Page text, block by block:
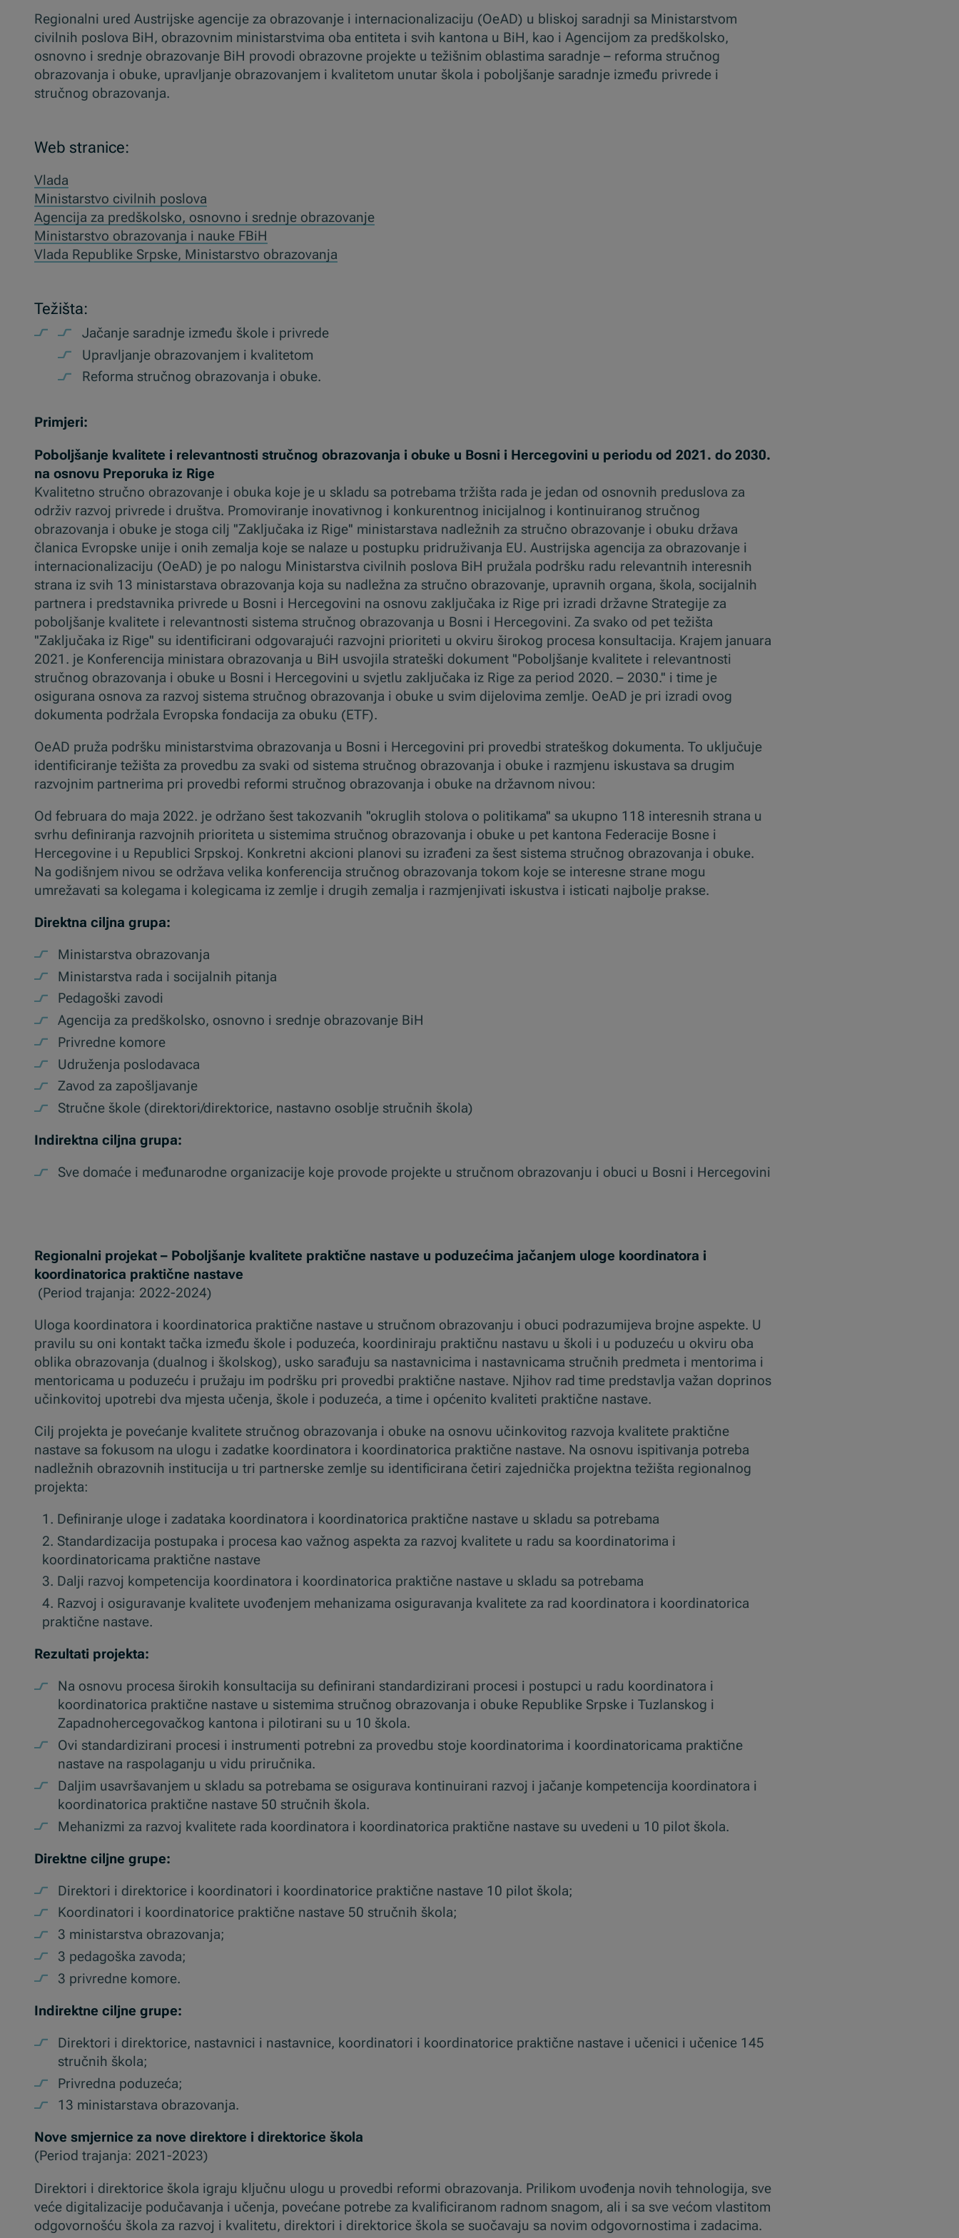
Regionalni ured Austrijske agencije za obrazovanje i internacionalizaciju (OeAD) u bliskoj saradnji sa Ministarstvom
civilnih poslova BiH, obrazovnim ministarstvima oba entiteta i svih kantona u BiH, kao i Agencijom za predškolsko,
osnovno i srednje obrazovanje BiH provodi obrazovne projekte u težišnim oblastima saradnje – reforma stručnog
obrazovanja i obuke, upravljanje obrazovanjem i kvalitetom unutar škola i poboljšanje saradnje između privrede i
stručnog obrazovanja.
Web stranice:
Vlada
Ministarstvo civilnih poslova
Agencija za predškolsko, osnovno i srednje obrazovanje
Ministarstvo obrazovanja i nauke FBiH
Vlada Republike Srpske, Ministarstvo obrazovanja
Težišta:
Jačanje saradnje između škole i privrede
Upravljanje obrazovanjem i kvalitetom
Reforma stručnog obrazovanja i obuke.
Primjeri:
Poboljšanje kvalitete i relevantnosti stručnog obrazovanja i obuke u Bosni i Hercegovini u periodu od 2021. do 2030.
na osnovu Preporuka iz Rige
Kvalitetno stručno obrazovanje i obuka koje je u skladu sa potrebama tržišta rada je jedan od osnovnih preduslova za
održiv razvoj privrede i društva. Promoviranje inovativnog i konkurentnog inicijalnog i kontinuiranog stručnog
obrazovanja i obuke je stoga cilj ''Zaključaka iz Rige'' ministarstava nadležnih za stručno obrazovanje i obuku država
članica Evropske unije i onih zemalja koje se nalaze u postupku pridruživanja EU. Austrijska agencija za obrazovanje i
internacionalizaciju (OeAD) je po nalogu Ministarstva civilnih poslova BiH pružala podršku radu relevantnih interesnih
strana iz svih 13 ministarstava obrazovanja koja su nadležna za stručno obrazovanje, upravnih organa, škola, socijalnih
partnera i predstavnika privrede u Bosni i Hercegovini na osnovu zaključaka iz Rige pri izradi državne Strategije za
poboljšanje kvalitete i relevantnosti sistema stručnog obrazovanja u Bosni i Hercegovini. Za svako od pet težišta
''Zaključaka iz Rige'' su identificirani odgovarajući razvojni prioriteti u okviru širokog procesa konsultacija. Krajem januara
2021. je Konferencija ministara obrazovanja u BiH usvojila strateški dokument ''Poboljšanje kvalitete i relevantnosti
stručnog obrazovanja i obuke u Bosni i Hercegovini u svjetlu zaključaka iz Rige za period 2020. – 2030.'' i time je
osigurana osnova za razvoj sistema stručnog obrazovanja i obuke u svim dijelovima zemlje. OeAD je pri izradi ovog
dokumenta podržala Evropska fondacija za obuku (ETF).
OeAD pruža podršku ministarstvima obrazovanja u Bosni i Hercegovini pri provedbi strateškog dokumenta. To uključuje
identificiranje težišta za provedbu za svaki od sistema stručnog obrazovanja i obuke i razmjenu iskustava sa drugim
razvojnim partnerima pri provedbi reformi stručnog obrazovanja i obuke na državnom nivou:
Od februara do maja 2022. je održano šest takozvanih ''okruglih stolova o politikama'' sa ukupno 118 interesnih strana u
svrhu definiranja razvojnih prioriteta u sistemima stručnog obrazovanja i obuke u pet kantona Federacije Bosne i
Hercegovine i u Republici Srpskoj. Konkretni akcioni planovi su izrađeni za šest sistema stručnog obrazovanja i obuke.
Na godišnjem nivou se održava velika konferencija stručnog obrazovanja tokom koje se interesne strane mogu
umrežavati sa kolegama i kolegicama iz zemlje i drugih zemalja i razmjenjivati iskustva i isticati najbolje prakse.
Direktna ciljna grupa:
Ministarstva obrazovanja
Ministarstva rada i socijalnih pitanja
Pedagoški zavodi
Agencija za predškolsko, osnovno i srednje obrazovanje BiH
Privredne komore
Udruženja poslodavaca
Zavod za zapošljavanje
Stručne škole (direktori/direktorice, nastavno osoblje stručnih škola)
Indirektna ciljna grupa:
Sve domaće i međunarodne organizacije koje provode projekte u stručnom obrazovanju i obuci u Bosni i Hercegovini
Regionalni projekat – Poboljšanje kvalitete praktične nastave u poduzećima jačanjem uloge koordinatora i
koordinatorica praktične nastave
(Period trajanja: 2022-2024)
Uloga koordinatora i koordinatorica praktične nastave u stručnom obrazovanju i obuci podrazumijeva brojne aspekte. U
pravilu su oni kontakt tačka između škole i poduzeća, koordiniraju praktičnu nastavu u školi i u poduzeću u okviru oba
oblika obrazovanja (dualnog i školskog), usko sarađuju sa nastavnicima i nastavnicama stručnih predmeta i mentorima i
mentoricama u poduzeću i pružaju im podršku pri provedbi praktične nastave. Njihov rad time predstavlja važan doprinos
učinkovitoj upotrebi dva mjesta učenja, škole i poduzeća, a time i općenito kvaliteti praktične nastave.
Cilj projekta je povećanje kvalitete stručnog obrazovanja i obuke na osnovu učinkovitog razvoja kvalitete praktične
nastave sa fokusom na ulogu i zadatke koordinatora i koordinatorica praktične nastave. Na osnovu ispitivanja potreba
nadležnih obrazovnih institucija u tri partnerske zemlje su identificirana četiri zajednička projektna težišta regionalnog
projekta:
Definiranje uloge i zadataka koordinatora i koordinatorica praktične nastave u skladu sa potrebama
Standardizacija postupaka i procesa kao važnog aspekta za razvoj kvalitete u radu sa koordinatorima i
koordinatoricama praktične nastave
Dalji razvoj kompetencija koordinatora i koordinatorica praktične nastave u skladu sa potrebama
Razvoj i osiguravanje kvalitete uvođenjem mehanizama osiguravanja kvalitete za rad koordinatora i koordinatorica
praktične nastave.
Rezultati projekta:
Na osnovu procesa širokih konsultacija su definirani standardizirani procesi i postupci u radu koordinatora i
koordinatorica praktične nastave u sistemima stručnog obrazovanja i obuke Republike Srpske i Tuzlanskog i
Zapadnohercegovačkog kantona i pilotirani su u 10 škola.
Ovi standardizirani procesi i instrumenti potrebni za provedbu stoje koordinatorima i koordinatoricama praktične
nastave na raspolaganju u vidu priručnika.
Daljim usavršavanjem u skladu sa potrebama se osigurava kontinuirani razvoj i jačanje kompetencija koordinatora i
koordinatorica praktične nastave 50 stručnih škola.
Mehanizmi za razvoj kvalitete rada koordinatora i koordinatorica praktične nastave su uvedeni u 10 pilot škola.
Direktne ciljne grupe:
Direktori i direktorice i koordinatori i koordinatorice praktične nastave 10 pilot škola;
Koordinatori i koordinatorice praktične nastave 50 stručnih škola;
3 ministarstva obrazovanja;
3 pedagoška zavoda;
3 privredne komore.
Indirektne ciljne grupe:
Direktori i direktorice, nastavnici i nastavnice, koordinatori i koordinatorice praktične nastave i učenici i učenice 145
stručnih škola;
Privredna poduzeća;
13 ministarstava obrazovanja.
Nove smjernice za nove direktore i direktorice škola
(Period trajanja: 2021-2023)
Direktori i direktorice škola igraju ključnu ulogu u provedbi reformi obrazovanja. Prilikom uvođenja novih tehnologija, sve
veće digitalizacije podučavanja i učenja, povećane potrebe za kvalificiranom radnom snagom, ali i sa sve većom vlastitom
odgovornošću škola za razvoj i kvalitetu, direktori i direktorice škola se suočavaju sa novim odgovornostima i zadacima.